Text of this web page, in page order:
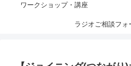
ワークショップ・講座
ラジオご相談フォ